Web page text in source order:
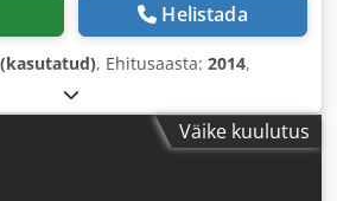
Helistada
, Ehitusaasta: 2014,
Väike kuulutus